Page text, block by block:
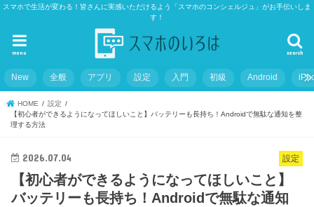
スマホで生活が変わる！皆さんに実感いただけるよう「スマホのコンシェルジュ」がお手伝いしま
す！
search
menu
New 全般 アプリ 設定 入門 初級 Android
HOME
設定
【初心者ができるようになってほしいこと】バッテリーも長持ち！Androidで無駄な通知を整
理する方法
設定
2026.07.04
【初心者ができるようになってほしいこと】
バッテリーも長持ち！Androidで無駄な通知